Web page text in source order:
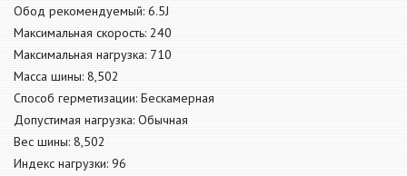
Обод рекомендуемый: 6.5J
Максимальная скорость: 240
Максимальная нагрузка: 710
Масса шины: 8,502
Способ герметизации: Бескамерная
Допустимая нагрузка: Обычная
Вес шины: 8,502
Индекс нагрузки: 96